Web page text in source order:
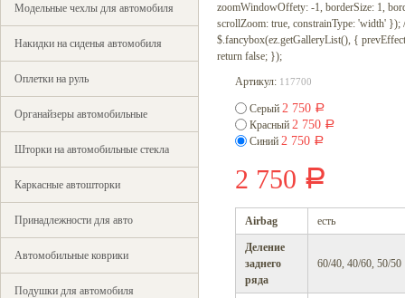
Модельные чехлы для автомобиля
Накидки на сиденья автомобиля
Оплетки на руль
Органайзеры автомобильные
Шторки на автомобильные стекла
Каркасные автошторки
Принадлежности для авто
Автомобильные коврики
Подушки для автомобиля
zoomWindowOffety: -1, borderSize: 1,
scrollZoom: true, constrainType: 'width'
$.fancybox(ez.getGalleryList(), {
return false; });
Артикул: 117700
Серый 2 750 Р
Красный 2 750 Р
Синий 2 750 Р
2 750 Р
Airbag есть
Деление
заднего
ряда
60/40, 40/60, 50/50